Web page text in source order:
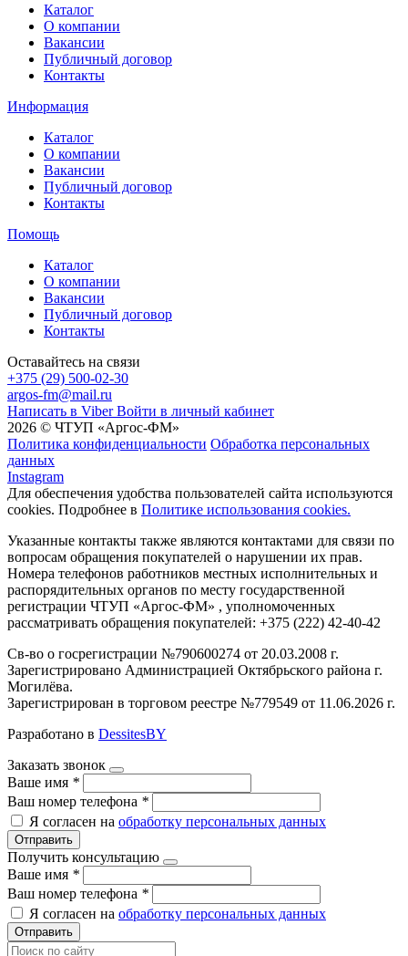
Каталог
О компании
Вакансии
Публичный договор
Контакты
Информация
Каталог
О компании
Вакансии
Публичный договор
Контакты
Помощь
Каталог
О компании
Вакансии
Публичный договор
Контакты
Оставайтесь на связи
+375 (29) 500-02-30
argos-fm@mail.ru
Написать в Viber Войти в личный кабинет
2026 © ЧТУП «Аргос-ФМ»
Политика конфиденциальности Обработка персональных
данных
Instagram
Для обеспечения удобства пользователей сайта используются
cookies. Подробнее в Политике использования cookies.
Указанные контакты также являются контактами для связи по
вопросам обращения покупателей о нарушении их прав.
Номера телефонов работников местных исполнительных и
распорядительных органов по месту государственной
регистрации ЧТУП «Аргос-ФМ» , уполномоченных
рассматривать обращения покупателей: +375 (222) 42-40-42
Св-во о госрегистрации №790600274 от 20.03.2008 г.
Зарегистрировано Администрацией Октябрьского района г.
Могилёва.
Зарегистрирован в торговом реестре №779549 от 11.06.2026 г.
Разработано в DessitesBY
Заказать звонок
Ваше имя *
Ваш номер телефона *
Я согласен на обработку персональных данных
Отправить
Получить консультацию
Ваше имя *
Ваш номер телефона *
Я согласен на обработку персональных данных
Отправить